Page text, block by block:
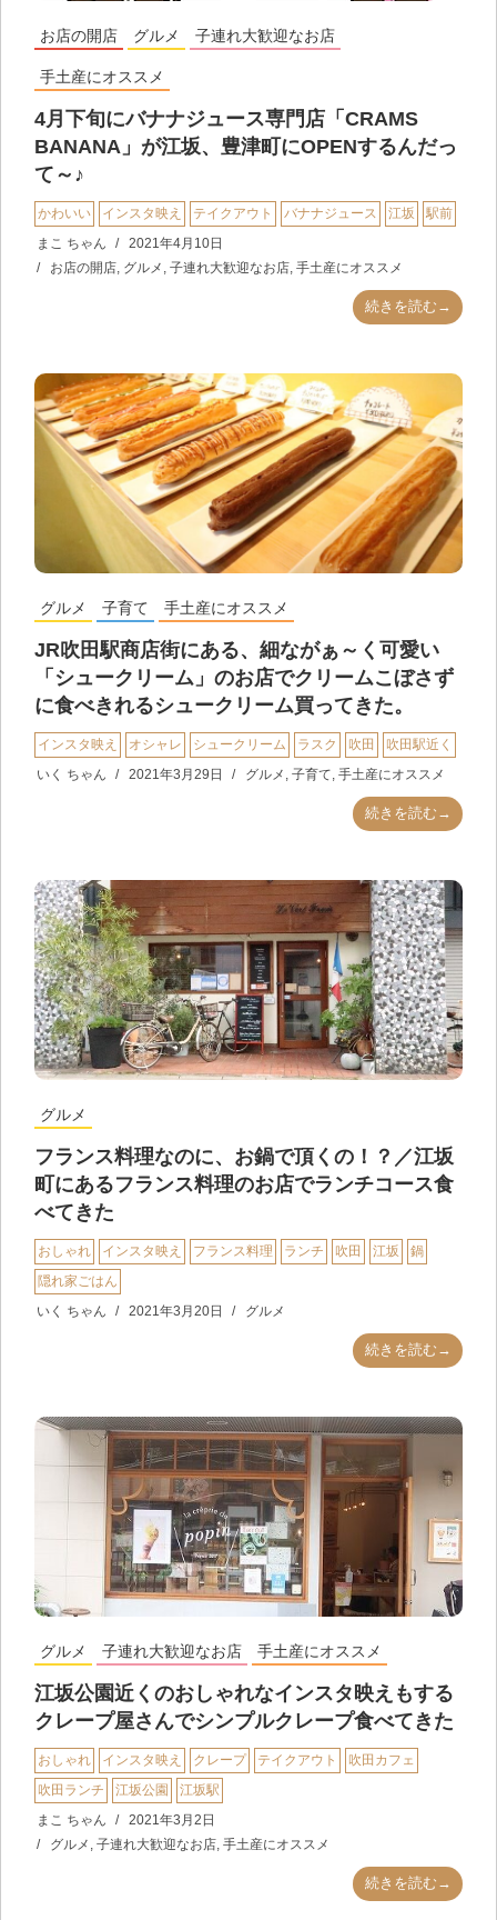
お店の開店 グルメ 子連れ大歓迎なお店
手土産にオススメ
4月下旬にバナナジュース専門店「CRAMS
BANANA」が江坂、豊津町にOPENするんだっ
て～♪
かわいい インスタ映え テイクアウト バナナジュース 江坂
駅前
まこ ちゃん
2021年4月10日
お店の開店 グルメ 子連れ大歓迎なお店 手土産にオススメ
続きを読む→
グルメ 子育て 手土産にオススメ
JR吹田駅商店街にある、細ながぁ～く可愛い
「シュークリーム」のお店でクリームこぼさず
に食べきれるシュークリーム買ってきた。
インスタ映え オシャレ シュークリーム ラスク 吹田
吹田駅近く
いく ちゃん
2021年3月29日 グルメ 子育て 手土産にオススメ
続きを読む→
グルメ
フランス料理なのに、お鍋で頂くの！？／江坂
町にあるフランス料理のお店でランチコース食
べてきた
おしゃれ インスタ映え フランス料理 ランチ 吹田 江坂
鍋
隠れ家ごはん
いく ちゃん
2021年3月20日 グルメ
続きを読む→
グルメ 子連れ大歓迎なお店 手土産にオススメ
江坂公園近くのおしゃれなインスタ映えもする
クレープ屋さんでシンプルクレープ食べてきた
おしゃれ インスタ映え クレープ テイクアウト
吹田カフェ
吹田ランチ
江坂公園
江坂駅
まこ ちゃん
2021年3月2日
グルメ 子連れ大歓迎なお店 手土産にオススメ
続きを読む→